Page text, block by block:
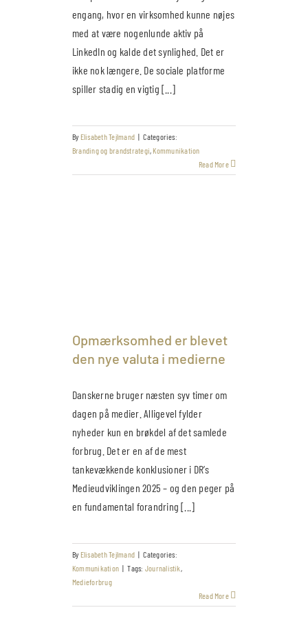
engang, hvor en virksomhed kunne nøjes
med at være nogenlunde aktiv på
LinkedIn og kalde det synlighed. Det er
ikke nok længere. De sociale platforme
spiller stadig en vigtig [...]
By Elisabeth Tejlmand | Categories:
Branding og brandstrategi, Kommunikation
Read More
Opmærksomhed er blevet
den nye valuta i medierne
Danskerne bruger næsten syv timer om
dagen på medier. Alligevel fylder
nyheder kun en brøkdel af det samlede
forbrug. Det er en af de mest
tankevækkende konklusioner i DR’s
Medieudviklingen 2025 – og den peger på
en fundamental forandring [...]
By Elisabeth Tejlmand | Categories:
Kommunikation | Tags: Journalistik
Medieforbrug
Read More